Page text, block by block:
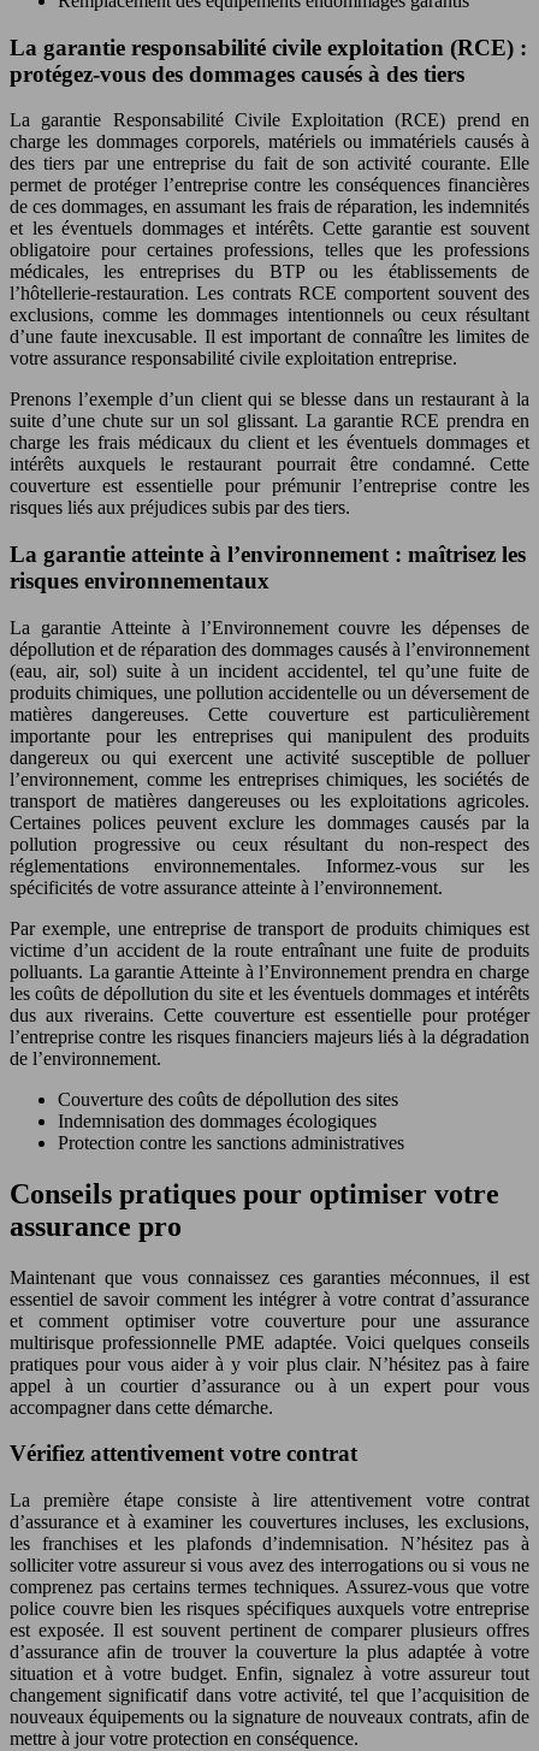
La garantie responsabilité civile exploitation (RCE) :
protégez-vous des dommages causés à des tiers
La garantie Responsabilité Civile Exploitation (RCE) prend en
charge les dommages corporels, matériels ou immatériels causés à
des tiers par une entreprise du fait de son activité courante. Elle
permet de protéger l’entreprise contre les conséquences financières
de ces dommages, en assumant les frais de réparation, les indemnités
et les éventuels dommages et intérêts. Cette garantie est souvent
obligatoire pour certaines professions, telles que les professions
médicales, les entreprises du BTP ou les établissements de
l’hôtellerie-restauration. Les contrats RCE comportent souvent des
exclusions, comme les dommages intentionnels ou ceux résultant
d’une faute inexcusable. Il est important de connaître les limites de
votre assurance responsabilité civile exploitation entreprise.
Prenons l’exemple d’un client qui se blesse dans un restaurant à la
suite d’une chute sur un sol glissant. La garantie RCE prendra en
charge les frais médicaux du client et les éventuels dommages et
intérêts auxquels le restaurant pourrait être condamné. Cette
couverture est essentielle pour prémunir l’entreprise contre les
risques liés aux préjudices subis par des tiers.
La garantie atteinte à l’environnement : maîtrisez les
risques environnementaux
La garantie Atteinte à l’Environnement couvre les dépenses de
dépollution et de réparation des dommages causés à l’environnement
(eau, air, sol) suite à un incident accidentel, tel qu’une fuite de
produits chimiques, une pollution accidentelle ou un déversement de
matières dangereuses. Cette couverture est particulièrement
importante pour les entreprises qui manipulent des produits
dangereux ou qui exercent une activité susceptible de polluer
l’environnement, comme les entreprises chimiques, les sociétés de
transport de matières dangereuses ou les exploitations agricoles.
Certaines polices peuvent exclure les dommages causés par la
pollution progressive ou ceux résultant du non-respect des
réglementations environnementales. Informez-vous sur les
spécificités de votre assurance atteinte à l’environnement.
Par exemple, une entreprise de transport de produits chimiques est
victime d’un accident de la route entraînant une fuite de produits
polluants. La garantie Atteinte à l’Environnement prendra en charge
les coûts de dépollution du site et les éventuels dommages et intérêts
dus aux riverains. Cette couverture est essentielle pour protéger
l’entreprise contre les risques financiers majeurs liés à la dégradation
de l’environnement.
Couverture des coûts de dépollution des sites
Indemnisation des dommages écologiques
Protection contre les sanctions administratives
Conseils pratiques pour optimiser votre
assurance pro
Maintenant que vous connaissez ces garanties méconnues, il est
essentiel de savoir comment les intégrer à votre contrat d’assurance
et comment optimiser votre couverture pour une assurance
multirisque professionnelle PME adaptée. Voici quelques conseils
pratiques pour vous aider à y voir plus clair. N’hésitez pas à faire
appel à un courtier d’assurance ou à un expert pour vous
accompagner dans cette démarche.
Vérifiez attentivement votre contrat
La première étape consiste à lire attentivement votre contrat
d’assurance et à examiner les couvertures incluses, les exclusions,
les franchises et les plafonds d’indemnisation. N’hésitez pas à
solliciter votre assureur si vous avez des interrogations ou si vous ne
comprenez pas certains termes techniques. Assurez-vous que votre
police couvre bien les risques spécifiques auxquels votre entreprise
est exposée. Il est souvent pertinent de comparer plusieurs offres
d’assurance afin de trouver la couverture la plus adaptée à votre
situation et à votre budget. Enfin, signalez à votre assureur tout
changement significatif dans votre activité, tel que l’acquisition de
nouveaux équipements ou la signature de nouveaux contrats, afin de
mettre à jour votre protection en conséquence.